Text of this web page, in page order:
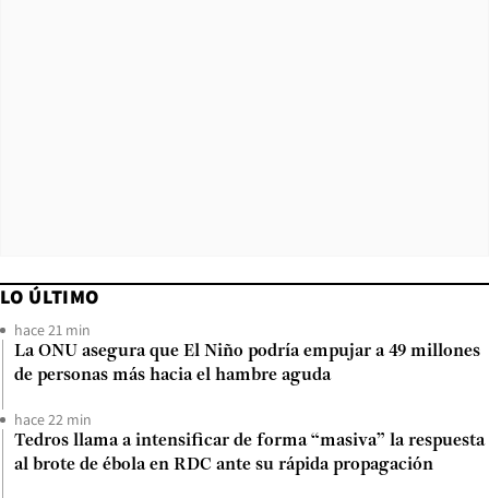
LO ÚLTIMO
hace 21 min
La ONU asegura que El Niño podría empujar a 49 millones
de personas más hacia el hambre aguda
hace 22 min
Tedros llama a intensificar de forma “masiva” la respuesta
al brote de ébola en RDC ante su rápida propagación